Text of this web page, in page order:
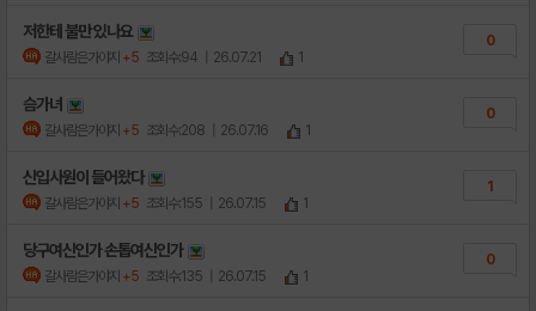
저한테 불만 있나요
갈사람은가야지 +5 조회수:94 | 26.07.21 1
0
슴가녀
갈사람은가야지 +5 조회수:208 | 26.07.16 1
0
신입사원이 들어왔다
갈사람은가야지 +5 조회수:155 | 26.07.15 1
1
당구여신인가 손톱여신인가
갈사람은가야지 +5 조회수:135 | 26.07.15 1
0